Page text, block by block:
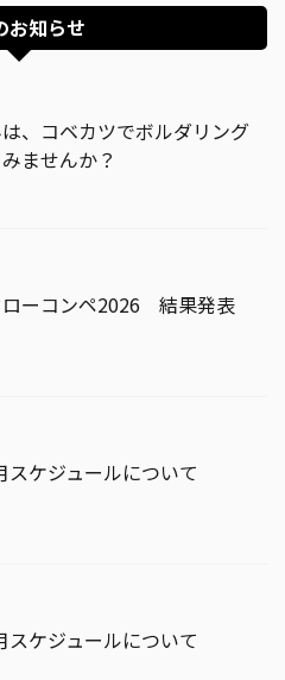
お知らせ
、コベカツでボルダリング
ませんか？
ローコンペ2026 結果発表
スケジュールについて
スケジュールについて